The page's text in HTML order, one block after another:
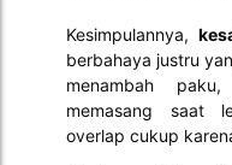
Kesimpulannya,
berbahaya justru
menambah
memasang saat
overlap cukup